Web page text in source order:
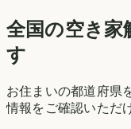
全国の空き家
す
お住まいの都道府県
情報をご確認いただ